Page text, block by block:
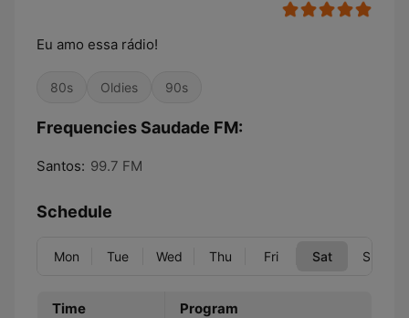
Eu amo essa rádio!
80s Oldies 90s
Frequencies Saudade FM:
Santos: 99.7 FM
Schedule
Mon Tue Wed Thu Fri Sat Sun
Time Program